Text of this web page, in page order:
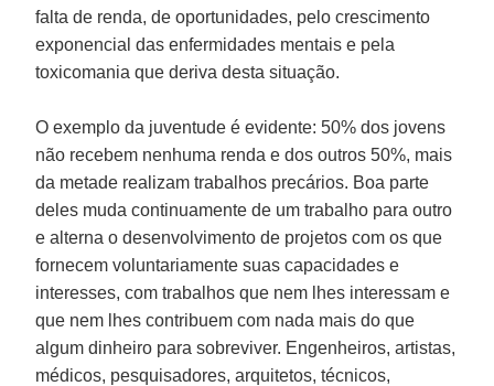
falta de renda, de oportunidades, pelo crescimento
exponencial das enfermidades mentais e pela
toxicomania que deriva desta situação.
O exemplo da juventude é evidente: 50% dos jovens
não recebem nenhuma renda e dos outros 50%, mais
da metade realizam trabalhos precários. Boa parte
deles muda continuamente de um trabalho para outro
e alterna o desenvolvimento de projetos com os que
fornecem voluntariamente suas capacidades e
interesses, com trabalhos que nem lhes interessam e
que nem lhes contribuem com nada mais do que
algum dinheiro para sobreviver. Engenheiros, artistas,
médicos, pesquisadores, arquitetos, técnicos,